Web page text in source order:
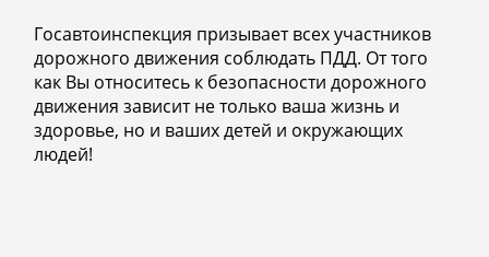
Госавтоинспекция призывает всех участников
дорожного движения соблюдать ПДД. От того
как Вы относитесь к безопасности дорожного
движения зависит не только ваша жизнь и
здоровье, но и ваших детей и окружающих
людей!